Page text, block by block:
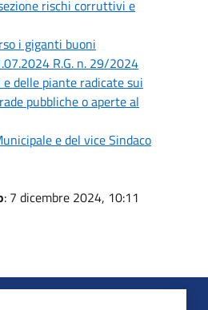
rischi corruttivi e
i giganti buoni
R.G. n. 29/2024
delle piante radicate sui
pubbliche o aperte al
e del vice Sindaco
: 7 dicembre 2024, 10:11